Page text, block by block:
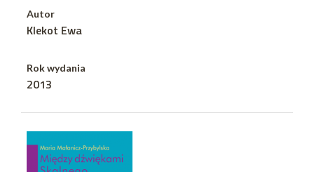
Autor
Klekot Ewa
Rok wydania
2013